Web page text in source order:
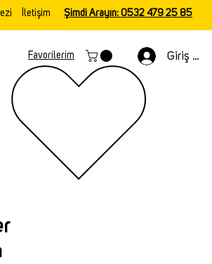
İletişim Şimdi Arayın: 0532 479 25 85
Favorilerim Giriş Yap